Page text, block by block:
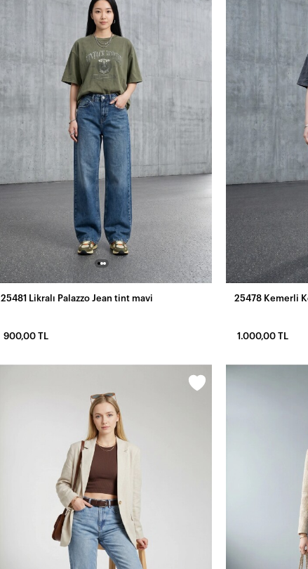
25481 Likralı Palazzo Jean tint mavi
900,00 TL
25478 Kemerli
1.000,00 TL